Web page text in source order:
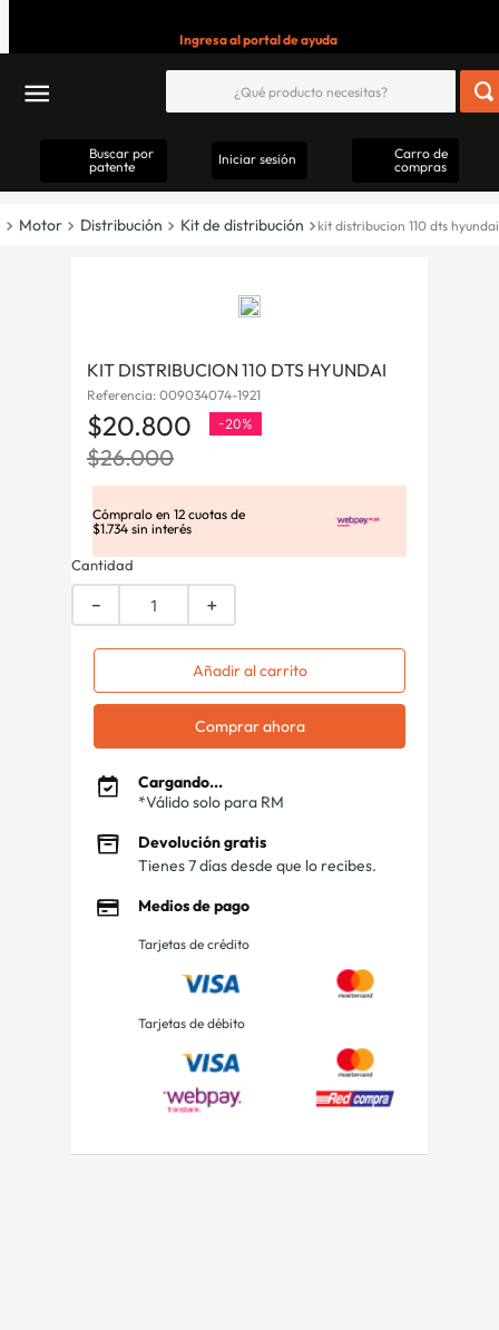
Ingresa al portal de ayuda
Buscar por
patente
Iniciar sesión
Carro de
compras
Motor Distribución Kit de distribución kit distribucion 110 dts hyundai
KIT DISTRIBUCION 110 DTS HYUNDAI
Referencia: 009034074-1921
$20.800 -20%
$26.000
Cómpralo en 12 cuotas de
$1.734 sin interés
Cantidad
＋
－
Añadir al carrito
Comprar ahora
Cargando...
*Válido solo para RM
Devolución gratis
Tienes 7 días desde que lo recibes.
Medios de pago
Tarjetas de crédito
Tarjetas de débito